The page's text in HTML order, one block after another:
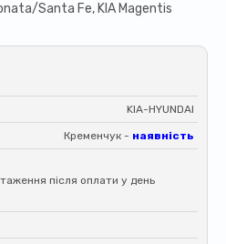
Santa Fe, KIA Magentis
KIA-HYUNDAI
Кременчук - наявність
після оплати у день